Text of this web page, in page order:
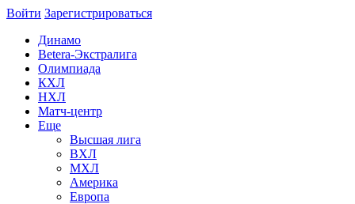
Войти Зарегиcтрироваться
Динамо
Betera-Экстралига
Олимпиада
КХЛ
НХЛ
Матч-центр
Еще
Высшая лига
ВХЛ
МХЛ
Америка
Европа